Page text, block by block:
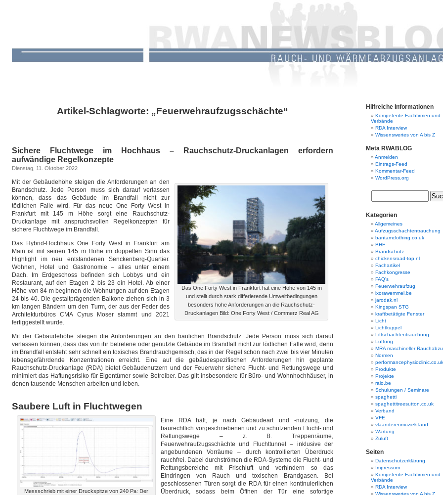
Artikel-Schlagworte: „Feuerwehraufzugsschächte“
Sichere Fluchtwege im Hochhaus – Rauchschutz-Druckanlagen erfordern
aufwändige Regelkonzepte
Dienstag, 11. Oktober 2022
Das One Forty West in Frankfurt hat eine Höhe von 145 m
und stellt durch stark differierende Umweltbedingungen
besonders hohe Anforderungen an die Rauchschutz-
Druckanlagen Bild: One Forty West / Commerz Real AG
Mit der Gebäudehöhe steigen die Anforderungen an den
Brandschutz. Jede Person muss sich darauf verlassen
können, dass das Gebäude im Brandfall nicht zur
tödlichen Falle wird. Für das neue One Forty West in
Frankfurt mit 145 m Höhe sorgt eine Rauchschutz-
Druckanlage mit anspruchsvollen Regelkonzepten für
sichere Fluchtwege im Brandfall.
Das Hybrid-Hochhaus One Forty West in Frankfurt am
Main ist mit seinen 145 m Höhe im doppelten Sinn das
Highlight im neu entstandenen Senckenberg-Quartier.
Wohnen, Hotel und Gastronomie – alles unter einem
Dach. Im Erdgeschoss befinden sich Lobbys und ein
Restaurant, auf den Etagen 2 bis 23 ein Hotel. Ab einer
Höhe von 84 m beginnen die Wohnungen auf den Etagen
24 bis 40. Die gestaltprägenden Balkone ziehen sich in 3
km langen Bändern um den Turm, der aus der Feder des
Architekturbüros CMA Cyrus Moser stammt und 2021
fertiggestellt wurde.
Mit der Gebäudehöhe steigen die Anforderungen an den baulichen Brandschutz. Jede Person muss sich darauf
verlassen können, dass das von ihr betretene oder genutzte Gebäude im Brandfall nicht zur tödlichen Falle wird, denn
im Brandfall entsteht sehr schnell ein toxisches Brandrauchgemisch, das in der Regel schon nach zwei bis vier Minuten
lebensgefährdende Konzentrationen erreicht. Eine auf die gebäudespezifischen Anforderungen hin geplante
Rauchschutz-Druckanlage (RDA) bietet Gebäudenutzern und der Feuerwehr sichere Flucht- und Rettungswege und
minimiert das Haftungsrisiko für Eigentümer sowie Betreiber. Das gilt insbesondere für Büro- und Wohnhochhäuser, in
denen tausende Menschen arbeiten und leben.
Saubere Luft in Fluchtwegen
Messschrieb mit einer Druckspitze von 240 Pa: Der
Eine RDA hält, je nach Gebäudeart und -nutzung, die
baurechtlich vorgeschriebenen und zu schützenden Flucht- und
Rettungswege – z. B. Treppenräume,
Feuerwehraufzugsschächte und Fluchttunnel – inklusive der
angebundenen Vorräume – durch kontrollierten Überdruck
rauchfrei. Dabei durchströmen die RDA-Systeme die Flucht- und
Rettungsbereiche mit Frischluft und verhindern so das
Eindringen von Rauch und toxischen Brandgasen. Bei
geschlossenen Türen sorgt die RDA für einen kontinuierlichen
Überdruck, sodass beim Öffnen der Tür eine sofortige
Hilfreiche Informationen
Kompetente Fachfirmen und
Verbände
RDA Interview
Wissenswertes von A bis Z
Meta RWABLOG
Anmelden
Eintrags-Feed
Kommentar-Feed
WordPress.org
Kategorien
Allgemeines
Aufzugsschachtentrauchung
bantamclothing.co.uk
BHE
Brandschutz
chickensroad-top.nl
Fachartikel
Fachkongresse
FAQ's
Feuerwehraufzug
ixorawemmel.be
jarodak.nl
Kingspan STG
kraftbetätigte Fenster
Licht
Lichtkuppel
Liftschachtentrauchung
Lüftung
MRA maschineller
Normen
performancephysioclinic.co.uk
Produkte
Projekte
raio.be
Schulungen / Seminare
spaghetti
spaghettitreesutton.co.uk
Verband
VFE
vlaanderenmuziek.land
Wartung
Zuluft
Seiten
Datenschutzerklärung
Impressum
Kompetente Fachfirmen und
Verbände
RDA Interview
Wissenswertes von A bis Z